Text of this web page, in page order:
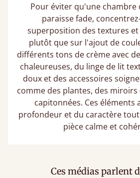
Pour éviter qu'une chambre
paraisse fade,
superposition des textures
plutôt que sur l'ajout de
différents tons de crème avec
chaleureuses, du linge de lit
doux et des accessoires
comme des plantes, des
capitonnées. Ces éléments
profondeur et du caractère
pièce calme et
Ces médias parlent